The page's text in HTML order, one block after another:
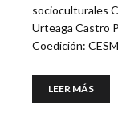
socioculturales
Urteaga Castro
Coedición:
LEER MÁS